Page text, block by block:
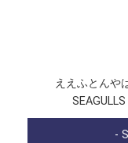
ええふとんや
-